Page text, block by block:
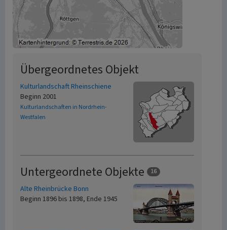
Übergeordnetes Objekt
Kulturlandschaft Rheinschiene
Beginn 2001
Kulturlandschaften in Nordrhein-
Westfalen
Untergeordnete Objekte 16
Alte Rheinbrücke Bonn
Beginn 1896 bis 1898, Ende 1945